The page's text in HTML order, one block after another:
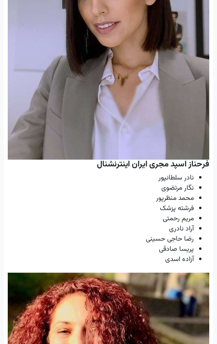
فرحناز اسپد مجری ایران اینترنشنال
نادر سلطانپور
نگار مرتضوی
محمد منظرپور
فرشته پزشک
مریم رحمتی
آراد نادری
رضا حاجی حسینی
پریسا صادقی
آزاده اسدی